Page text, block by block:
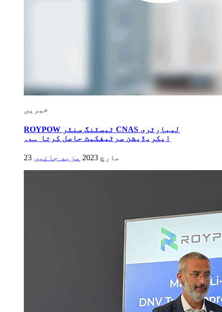
خبریں
ROYPOW ٹیسٹنگ سنٹر CNAS لیبارٹری
ایکریڈیشن سرٹیفکیٹ حاصل کرتا ہے۔
23 مارچ 2023 مزید جانیں